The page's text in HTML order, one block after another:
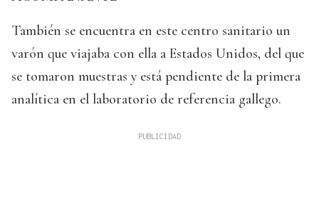
También se encuentra en este centro sanitario un
varón que viajaba con ella a Estados Unidos, del que
se tomaron muestras y está pendiente de la primera
analítica en el laboratorio de referencia gallego.